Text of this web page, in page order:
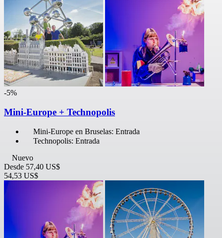
-5%
Mini-Europe + Technopolis
Mini-Europe en Bruselas: Entrada
Technopolis: Entrada
Nuevo
Desde 57,40 US$
54,53 US$